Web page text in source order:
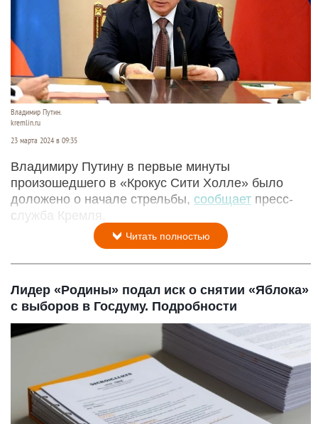
Владимир Путин.
kremlin.ru
23 марта 2024 в 09:35
Владимиру Путину в первые минуты
произошедшего в «Крокус Сити Холле» было
доложено о начале стрельбы, сообщает пресс-
служба Кремля.
Читать полностью
Лидер «Родины» подал иск о снятии «Яблока»
с выборов в Госдуму. Подробности